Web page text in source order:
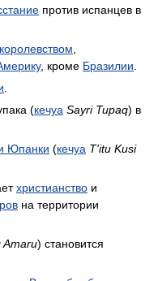
против испанцев в
, кроме Бразилии
(кечуа Sayri Tupaq) в
Юпанки (кечуа T'itu Kusi
христианство и
на территории
Amaru) становится